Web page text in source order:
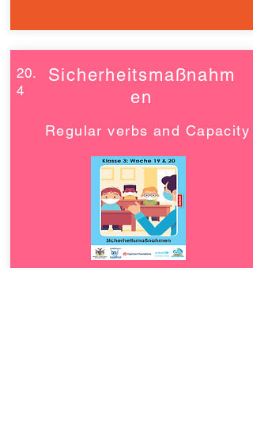
20.
4
Sicherheitsmaßnahm
en
Regular verbs and Capacity